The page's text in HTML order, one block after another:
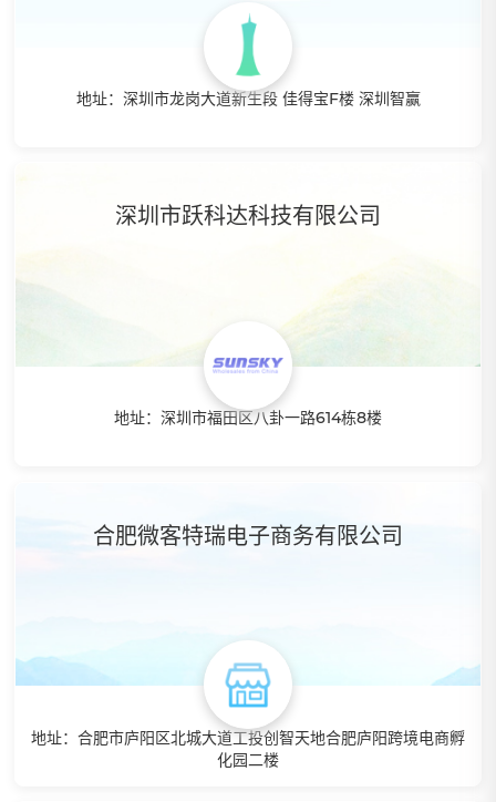
地址：深圳市龙岗大道新生段 佳得宝F楼 深圳智赢
深圳市跃科达科技有限公司
地址：深圳市福田区八卦一路614栋8楼
合肥微客特瑞电子商务有限公司
地址：合肥市庐阳区北城大道工投创智天地合肥庐阳跨境电商孵
化园二楼